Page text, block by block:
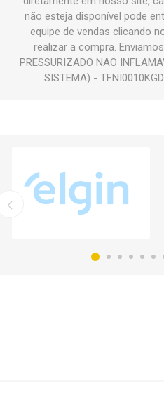
não esteja disponível pode
equipe de vendas clicando
realizar a compra.
PRESSURIZADO NAO
SISTEMA) -